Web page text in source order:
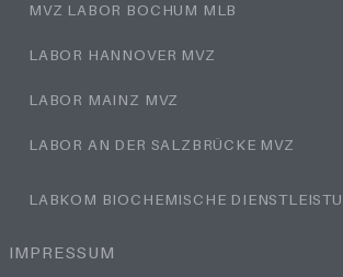
IMPRESSUM
MVZ LABOR BOCHUM MLB
LABOR HANNOVER MVZ
LABOR MAINZ MVZ
LABOR AN DER SALZBRÜCKE MVZ
LABKOM BIOCHEMISCHE